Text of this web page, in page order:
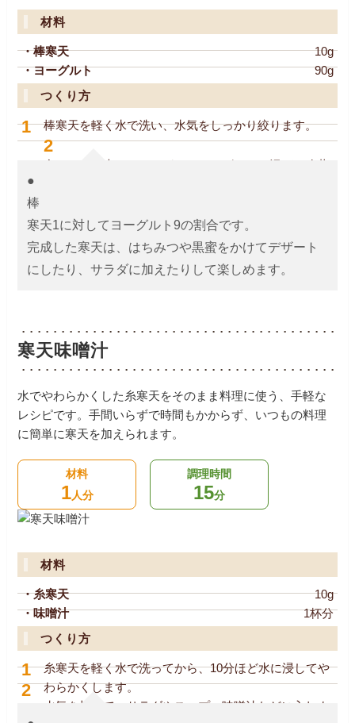
材料
・棒寒天
10g
・ヨーグルト
90g
つくり方
1 棒寒天を軽く水で洗い、水気をしっかり絞ります。
2
食べやすい大きさにちぎってヨーグルトと混ぜ、冷蔵
●
棒
寒天1に対してヨーグルト9の割合です。
完成した寒天は、はちみつや黒蜜をかけてデザート
寒天味噌汁
水でやわらかくした糸寒天をそのまま料理に使う、手軽な
レシピです。手間いらずで時間もかからず、いつもの料理
に簡単に寒天を加えられます。
材料
1人分
調理時間
15分
材料
・糸寒天
10g
・味噌汁
1杯分
つくり方
1
糸寒天を軽く水で洗ってから、10分ほど水に浸してや
わらかくします。
2
水気を切って、サラダやスープ・味噌汁などに入れま